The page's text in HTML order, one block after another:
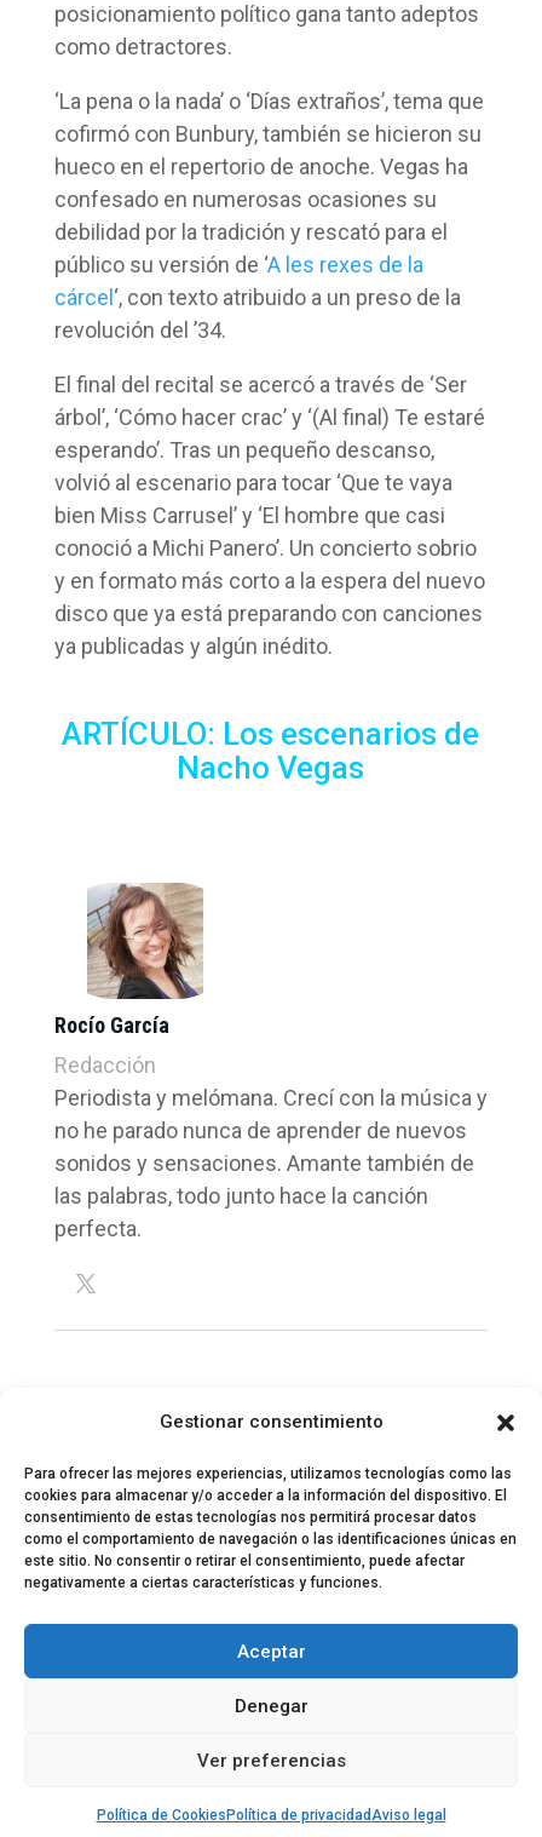
Gestionar consentimiento
Para ofrecer las mejores experiencias, utilizamos tecnologías como las
cookies para almacenar y/o acceder a la información del dispositivo. El
consentimiento de estas tecnologías nos permitirá procesar datos
como el comportamiento de navegación o las identificaciones únicas en
este sitio. No consentir o retirar el consentimiento, puede afectar
negativamente a ciertas características y funciones.
Aceptar
Denegar
Ver preferencias
Política de Cookies Política de privacidadAviso legal
posicionamiento político gana tanto adeptos
como detractores.
‘La pena o la nada’ o ‘Días extraños’, tema que
cofirmó con Bunbury, también se hicieron su
hueco en el repertorio de anoche. Vegas ha
confesado en numerosas ocasiones su
debilidad por la tradición y rescató para el
público su versión de ‘A les rexes de la
cárcel ‘, con texto atribuido a un preso de la
revolución del ’34.
El final del recital se acercó a través de ‘Ser
árbol’, ‘Cómo hacer crac’ y ‘(Al final) Te estaré
esperando’. Tras un pequeño descanso,
volvió al escenario para tocar ‘Que te vaya
bien Miss Carrusel’ y ‘El hombre que casi
conoció a Michi Panero’. Un concierto sobrio
y en formato más corto a la espera del nuevo
disco que ya está preparando con canciones
ya publicadas y algún inédito.
ARTÍCULO: Los escenarios de
Nacho Vegas
Rocío García
Redacción
Periodista y melómana. Crecí con la música y
no he parado nunca de aprender de nuevos
sonidos y sensaciones. Amante también de
las palabras, todo junto hace la canción
perfecta.
Equipo EPDLT Contacto